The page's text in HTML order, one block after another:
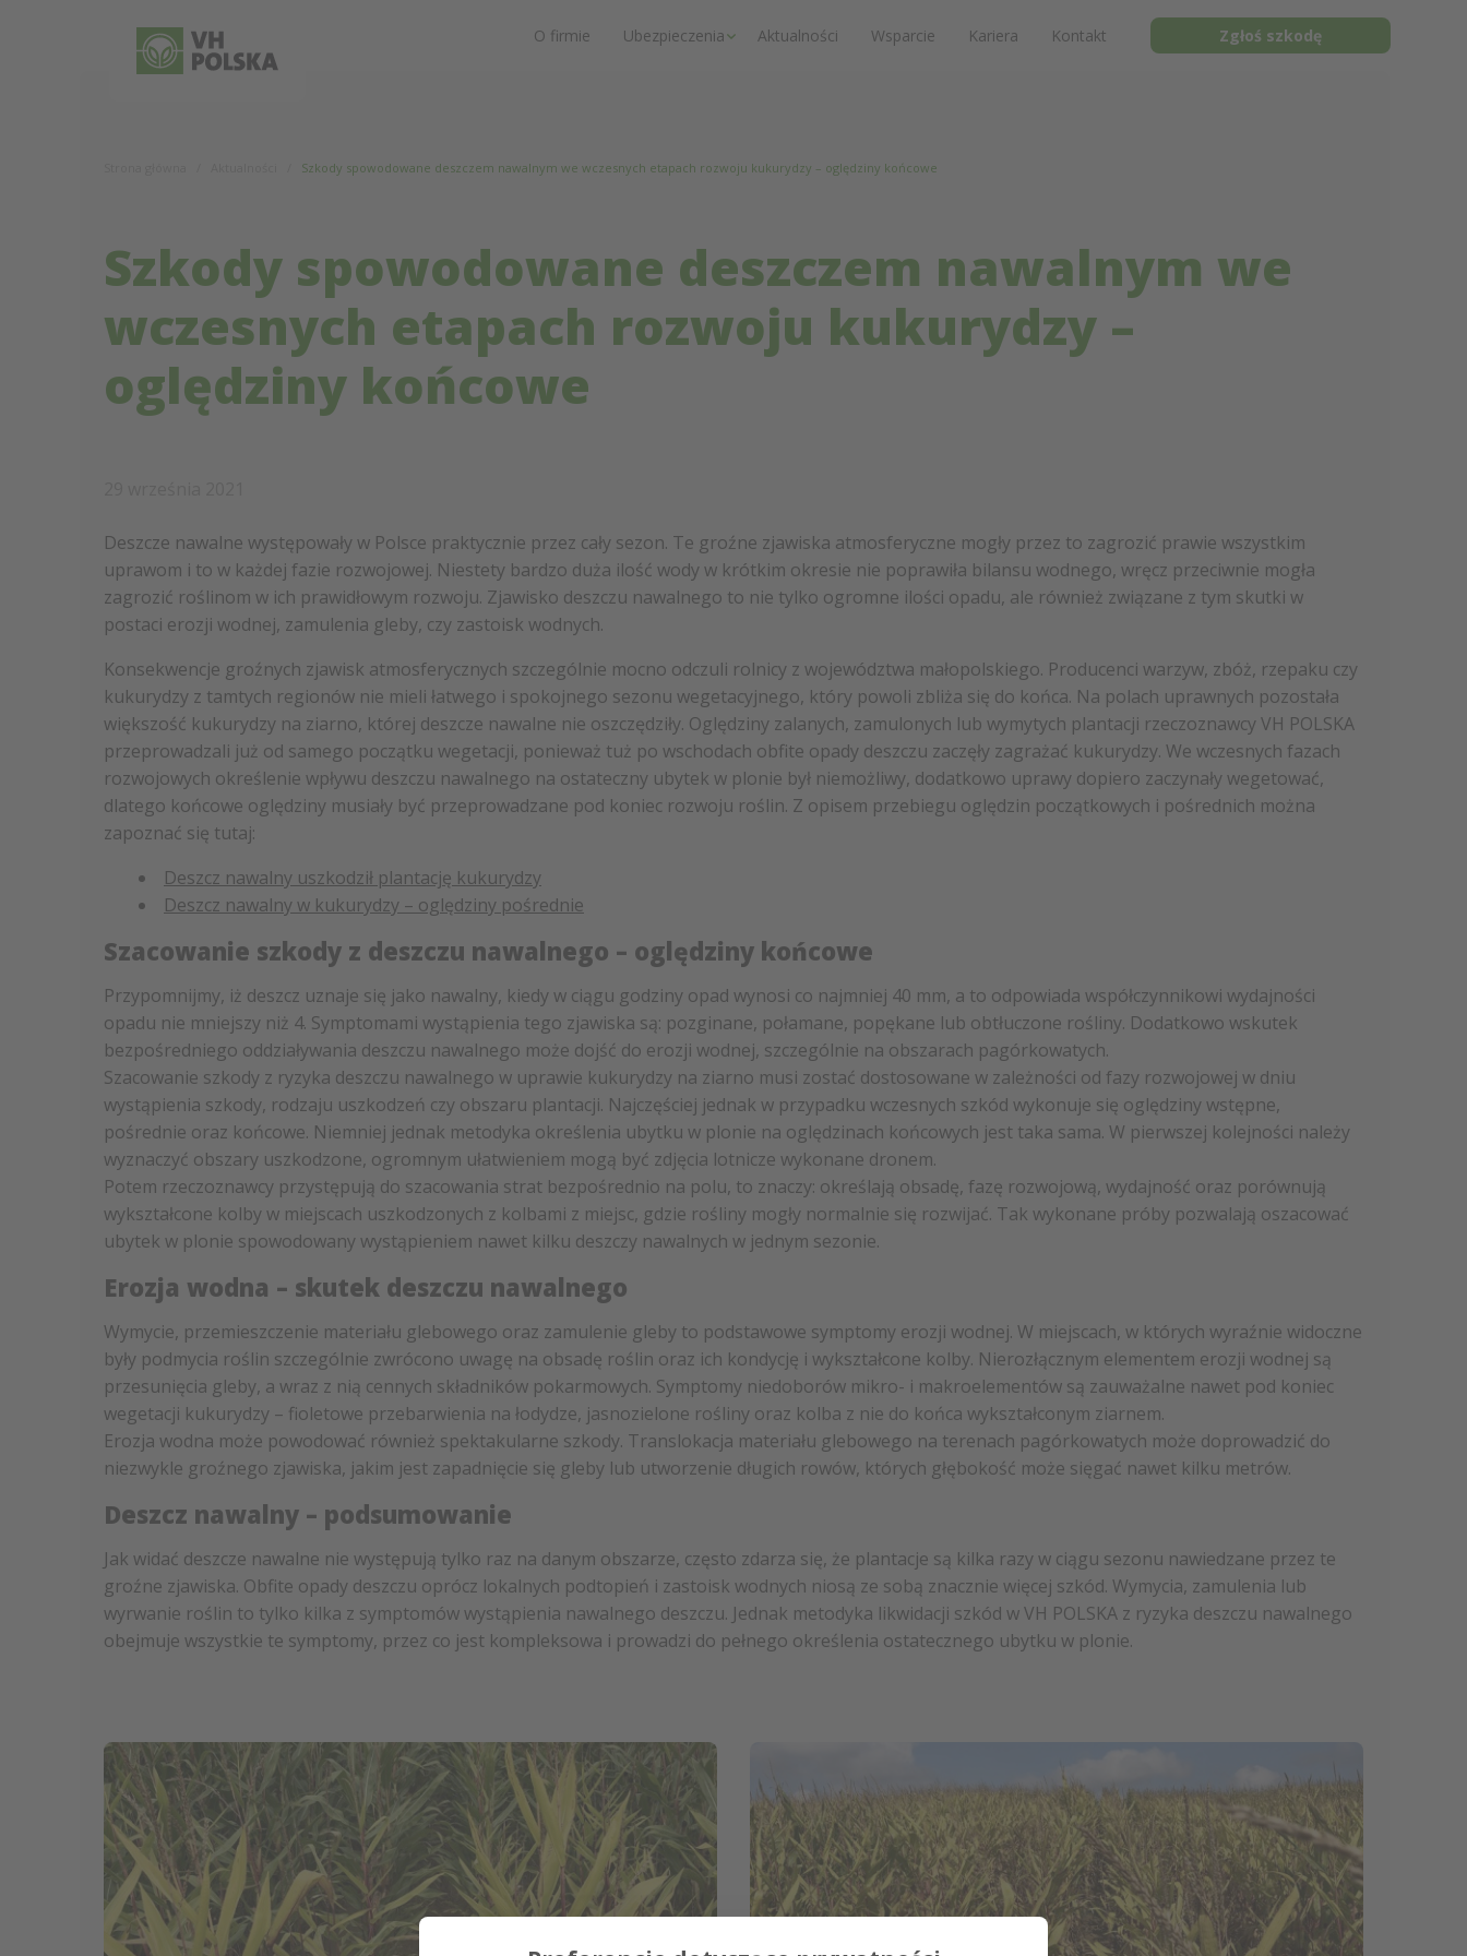
O firmie Ubezpieczenia Aktualności Wsparcie Kariera Kontakt Zgłoś szkodę
Szkody spowodowane deszczem nawalnym we wczesnych etapach rozwoju kukurydzy – oględziny końcowe
Szkody spowodowane deszczem nawalnym we
wczesnych etapach rozwoju kukurydzy –
oględziny końcowe
Deszcze nawalne występowały w Polsce praktycznie przez cały sezon. Te groźne zjawiska atmosferyczne mogły przez to zagrozić prawie wszystkim
uprawom i to w każdej fazie rozwojowej. Niestety bardzo duża ilość wody w krótkim okresie nie poprawiła bilansu wodnego, wręcz przeciwnie mogła
zagrozić roślinom w ich prawidłowym rozwoju. Zjawisko deszczu nawalnego to nie tylko ogromne ilości opadu, ale również związane z tym skutki w
postaci erozji wodnej, zamulenia gleby, czy zastoisk wodnych.
Konsekwencje groźnych zjawisk atmosferycznych szczególnie mocno odczuli rolnicy z województwa małopolskiego. Producenci warzyw, zbóż, rzepaku czy
kukurydzy z tamtych regionów nie mieli łatwego i spokojnego sezonu wegetacyjnego, który powoli zbliża się do końca. Na polach uprawnych pozostała
większość kukurydzy na ziarno, której deszcze nawalne nie oszczędziły. Oględziny zalanych, zamulonych lub wymytych plantacji rzeczoznawcy VH POLSKA
przeprowadzali już od samego początku wegetacji, ponieważ tuż po wschodach obfite opady deszczu zaczęły zagrażać kukurydzy. We wczesnych fazach
rozwojowych określenie wpływu deszczu nawalnego na ostateczny ubytek w plonie był niemożliwy, dodatkowo uprawy dopiero zaczynały wegetować,
dlatego końcowe oględziny musiały być przeprowadzane pod koniec rozwoju roślin. Z opisem przebiegu oględzin początkowych i pośrednich można
zapoznać się tutaj:
Deszcz nawalny uszkodził plantację kukurydzy
Deszcz nawalny w kukurydzy – oględziny pośrednie
Szacowanie szkody z deszczu nawalnego – oględziny końcowe
Przypomnijmy, iż deszcz uznaje się jako nawalny, kiedy w ciągu godziny opad wynosi co najmniej 40 mm, a to odpowiada współczynnikowi wydajności
opadu nie mniejszy niż 4. Symptomami wystąpienia tego zjawiska są: pozginane, połamane, popękane lub obtłuczone rośliny. Dodatkowo wskutek
bezpośredniego oddziaływania deszczu nawalnego może dojść do erozji wodnej, szczególnie na obszarach pagórkowatych.
Szacowanie szkody z ryzyka deszczu nawalnego w uprawie kukurydzy na ziarno musi zostać dostosowane w zależności od fazy rozwojowej w dniu
wystąpienia szkody, rodzaju uszkodzeń czy obszaru plantacji. Najczęściej jednak w przypadku wczesnych szkód wykonuje się oględziny wstępne,
pośrednie oraz końcowe. Niemniej jednak metodyka określenia ubytku w plonie na oględzinach końcowych jest taka sama. W pierwszej kolejności należy
wyznaczyć obszary uszkodzone, ogromnym ułatwieniem mogą być zdjęcia lotnicze wykonane dronem.
Potem rzeczoznawcy przystępują do szacowania strat bezpośrednio na polu, to znaczy: określają obsadę, fazę rozwojową, wydajność oraz porównują
wykształcone kolby w miejscach uszkodzonych z kolbami z miejsc, gdzie rośliny mogły normalnie się rozwijać. Tak wykonane próby pozwalają oszacować
ubytek w plonie spowodowany wystąpieniem nawet kilku deszczy nawalnych w jednym sezonie.
Erozja wodna – skutek deszczu nawalnego
Wymycie, przemieszczenie materiału glebowego oraz zamulenie gleby to podstawowe symptomy erozji wodnej. W miejscach, w których wyraźnie widoczne
były podmycia roślin szczególnie zwrócono uwagę na obsadę roślin oraz ich kondycję i wykształcone kolby. Nierozłącznym elementem erozji wodnej są
przesunięcia gleby, a wraz z nią cennych składników pokarmowych. Symptomy niedoborów mikro- i makroelementów są zauważalne nawet pod koniec
wegetacji kukurydzy – fioletowe przebarwienia na łodydze, jasnozielone rośliny oraz kolba z nie do końca wykształconym ziarnem.
Erozja wodna może powodować również spektakularne szkody. Translokacja materiału glebowego na terenach pagórkowatych może doprowadzić do
niezwykle groźnego zjawiska, jakim jest zapadnięcie się gleby lub utworzenie długich rowów, których głębokość może sięgać nawet kilku metrów.
Deszcz nawalny – podsumowanie
Jak widać deszcze nawalne nie występują tylko raz na danym obszarze, często zdarza się, że plantacje są kilka razy w ciągu sezonu nawiedzane przez te
groźne zjawiska. Obfite opady deszczu oprócz lokalnych podtopień i zastoisk wodnych niosą ze sobą znacznie więcej szkód. Wymycia, zamulenia lub
wyrwanie roślin to tylko kilka z symptomów wystąpienia nawalnego deszczu. Jednak metodyka likwidacji szkód w VH POLSKA z ryzyka deszczu nawalnego
obejmuje wszystkie te symptomy, przez co jest kompleksowa i prowadzi do pełnego określenia ostatecznego ubytku w plonie.